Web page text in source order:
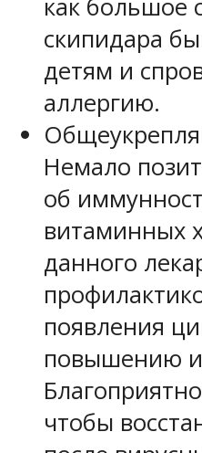
как большое
скипидара
детям и
аллергию.
Немало
об
витаминных
данного
появления
повышению
чтобы